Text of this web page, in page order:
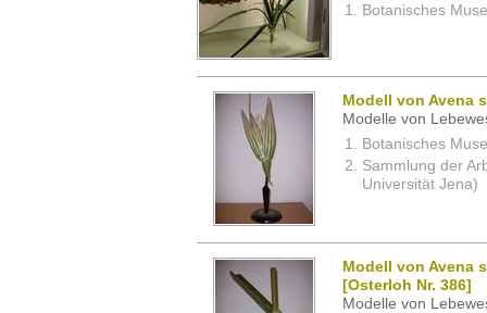
Botanisches
Modell von Avena
Modelle von
Botanisches
Sammlung der
Universität Jena)
Modell von Avena
[Osterloh Nr. 386]
Modelle von